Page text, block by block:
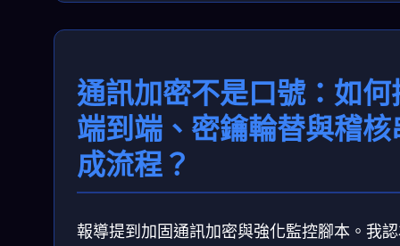
通訊加密不是口號：如何
端到端、密鑰輪替與稽核
成流程？
報導提到加固通訊加密與強化監控腳本。我